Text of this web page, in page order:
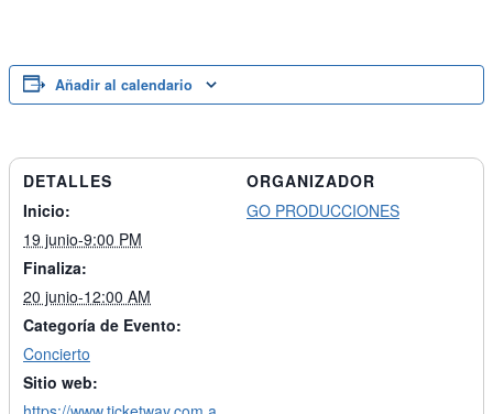
Añadir al calendario
DETALLES
Inicio:
19 junio-9:00 PM
Finaliza:
20 junio-12:00 AM
Categoría de Evento:
Concierto
Sitio web:
ORGANIZADOR
GO PRODUCCIONES